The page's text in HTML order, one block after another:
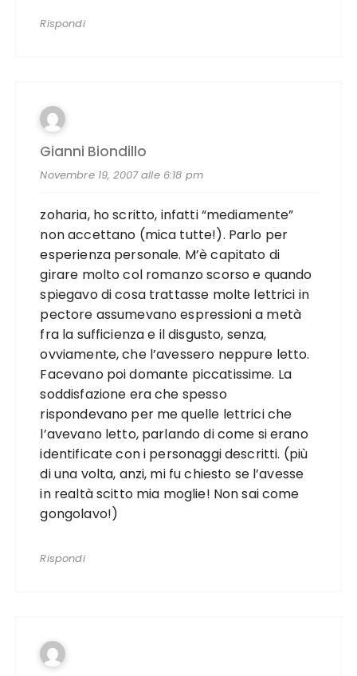
Rispondi
Gianni Biondillo
Novembre 19, 2007 alle 6:18 pm
zoharia, ho scritto, infatti “mediamente”
non accettano (mica tutte!). Parlo per
esperienza personale. M’è capitato di
girare molto col romanzo scorso e quando
spiegavo di cosa trattasse molte lettrici in
pectore assumevano espressioni a metà
fra la sufficienza e il disgusto, senza,
ovviamente, che l’avessero neppure letto.
Facevano poi domante piccatissime. La
soddisfazione era che spesso
rispondevano per me quelle lettrici che
l’avevano letto, parlando di come si erano
identificate con i personaggi descritti. (più
di una volta, anzi, mi fu chiesto se l’avesse
in realtà scitto mia moglie! Non sai come
gongolavo!)
Rispondi